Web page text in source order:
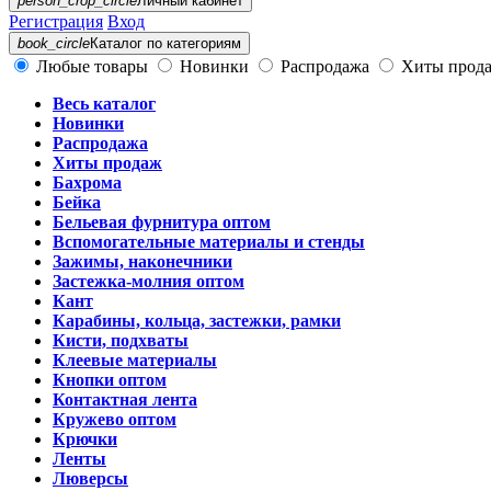
Регистрация Вход
book_circleКаталог по категориям
Любые товары Новинки Распродажа
Хиты
Весь каталог
Новинки
Распродажа
Хиты продаж
Бахрома
Бейка
Бельевая фурнитура оптом
Вспомогательные материалы и стенды
Зажимы, наконечники
Застежка-молния оптом
Кант
Карабины, кольца, застежки, рамки
Кисти, подхваты
Клеевые материалы
Кнопки оптом
Контактная лента
Кружево оптом
Крючки
Ленты
Люверсы